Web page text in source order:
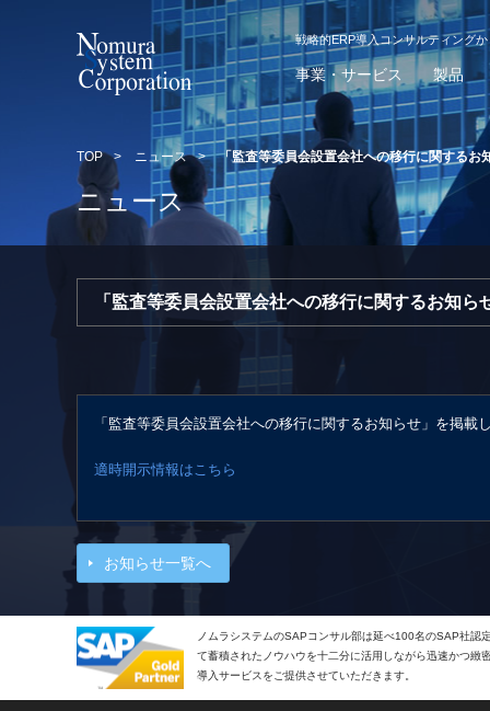
戦略的ERP導入コンサルティング
事業・サービス 製品
TOP > ニュース >「監査等委員会設置会社への移行に関するお
ニュース
「監査等委員会設置会社への移行に関するお知ら
「監査等委員会設置会社への移行に関するお知らせ」を掲載
適時開示情報はこちら
お知らせ一覧へ
ノムラシステムのSAPコンサル部は延べ100名のSAP社認
て蓄積されたノウハウを十二分に活用しながら迅速かつ緻
導入サービスをご提供させていただきます。